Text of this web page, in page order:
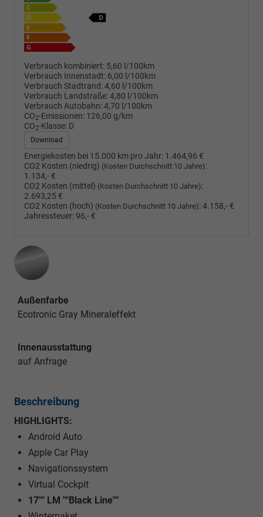
Verbrauch kombiniert: 5,60 l/100km
Verbrauch Innenstadt: 6,00 l/100km
Verbrauch Stadtrand:4,60 l/100km
Verbrauch Landstraße:4,80 l/100km
Verbrauch Autobahn:4,70 l/100km
CO2-Emissionen: 126,00 g/km
CO2-Klasse: D
Download
Energiekosten bei 15.000 km pro Jahr: 1.464,96 €
CO2 Kosten (niedrig) (Kosten Durchschnitt 10 Jahre):
1.134,- €
CO2 Kosten (mittel) (Kosten Durchschnitt 10 Jahre):
2.693,25 €
CO2 Kosten (hoch) (Kosten Durchschnitt 10 Jahre):4.158,- €
Jahressteuer: 96,- €
Außenfarbe
Ecotronic Gray Mineraleffekt
Innenausstattung
auf Anfrage
Beschreibung
HIGHLIGHTS:
Android Auto
Apple Car Play
Navigationssystem
Virtual Cockpit
17"" LM ""Black Line""